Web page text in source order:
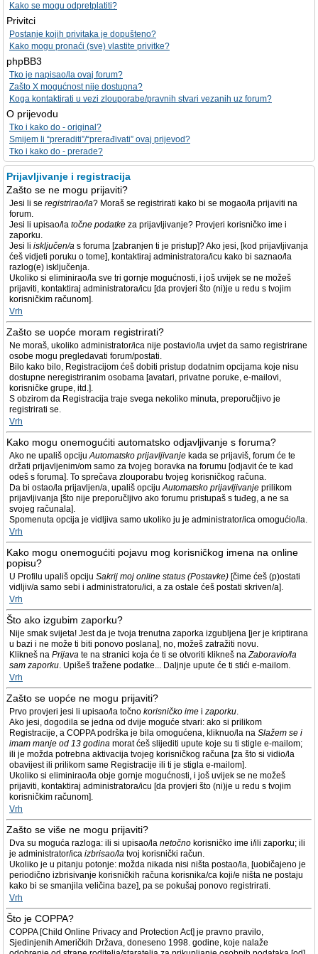
Kako se mogu odpretplatiti?
Privitci
Postanje kojih privitaka je dopušteno?
Kako mogu pronaći (sve) vlastite privitke?
phpBB3
Tko je napisao/la ovaj forum?
Zašto X mogućnost nije dostupna?
Koga kontaktirati u vezi zlouporabe/pravnih stvari vezanih uz forum?
O prijevodu
Tko i kako do - original?
Smijem li “preraditi”/“prerađivati” ovaj prijevod?
Tko i kako do - prerade?
Prijavljivanje i registracija
Zašto se ne mogu prijaviti?
Jesi li se registrirao/la? Moraš se registrirati kako bi se mogao/la prijaviti na
forum.
Jesi li upisao/la točne podatke za prijavljivanje? Provjeri korisničko ime i
zaporku.
Jesi li isključen/a s foruma [zabranjen ti je pristup]? Ako jesi, [kod prijavljivanja
ćeš vidjeti poruku o tome], kontaktiraj administratora/icu kako bi saznao/la
razlog(e) isključenja.
Ukoliko si eliminirao/la sve tri gornje mogućnosti, i još uvijek se ne možeš
prijaviti, kontaktiraj administratora/icu [da provjeri što (ni)je u redu s tvojim
korisničkim računom].
Vrh
Zašto se uopće moram registrirati?
Ne moraš, ukoliko administrator/ica nije postavio/la uvjet da samo registrirane
osobe mogu pregledavati forum/postati.
Bilo kako bilo, Registracijom ćeš dobiti pristup dodatnim opcijama koje nisu
dostupne neregistriranim osobama [avatari, privatne poruke, e-mailovi,
korisničke grupe, itd.].
S obzirom da Registracija traje svega nekoliko minuta, preporučljivo je
registrirati se.
Vrh
Kako mogu onemogućiti automatsko odjavljivanje s foruma?
Ako ne upališ opcijuAutomatsko prijavljivanje kada se prijaviš, forum će te
držati prijavljenim/om samo za tvojeg boravka na forumu [odjavit će te kad
odeš s foruma]. To sprečava zlouporabu tvojeg korisničkog računa.
Da bi ostao/la prijavljen/a, upališ opcijuAutomatsko prijavljivanje prilikom
prijavljivanja [što nije preporučljivo ako forumu pristupaš s tuđeg, a ne sa
svojeg računala].
Spomenuta opcija je vidljiva samo ukoliko ju je administrator/ica omogućio/la.
Vrh
Kako mogu onemogućiti pojavu mog korisničkog imena na online
popisu?
U Profilu upališ opciju Sakrij moj online status (Postavke) [čime ćeš (p)ostati
vidljiv/a samo sebi i administratoru/ici, a za ostale ćeš postati skriven/a].
Vrh
Što ako izgubim zaporku?
Nije smak svijeta! Jest da je tvoja trenutna zaporka izgubljena [jer je kriptirana
u bazi i ne može ti biti ponovo poslana], no, možeš zatražiti novu.
Klikneš na Prijava te na stranici koja će ti se otvoriti klikneš naZaboravio/la
sam zaporku. Upišeš tražene podatke... Daljnje upute će ti stići e-mailom.
Vrh
Zašto se uopće ne mogu prijaviti?
Prvo provjeri jesi li upisao/la točno korisničko ime i zaporku.
Ako jesi, dogodila se jedna od dvije moguće stvari: ako si prilikom
Registracije, a COPPA podrška je bila omogućena, kliknuo/la na Slažem se i
imam manje od 13 godina morat ćeš slijediti upute koje su ti stigle e-mailom;
ili je možda potrebna aktivacija tvojeg korisničkog računa [za što si vidio/la
obavijest ili prilikom same Registracije ili ti je stigla e-mailom].
Ukoliko si eliminirao/la obje gornje mogućnosti, i još uvijek se ne možeš
prijaviti, kontaktiraj administratora/icu [da provjeri što (ni)je u redu s tvojim
korisničkim računom].
Vrh
Zašto se više ne mogu prijaviti?
Dva su moguća razloga: ili si upisao/la netočno korisničko ime i/ili zaporku; ili
je administrator/ica izbrisao/la tvoj korisnički račun.
Ukoliko je u pitanju potonje: možda nikada nisi ništa postao/la, [uobičajeno je
periodično izbrisivanje korisničkih računa korisnika/ca koji/e ništa ne postaju
kako bi se smanjila veličina baze], pa se pokušaj ponovo registrirati.
Vrh
Što je COPPA?
COPPA [Child Online Privacy and Protection Act] je pravno pravilo,
Sjedinjenih Američkih Država, doneseno 1998. godine, koje nalaže